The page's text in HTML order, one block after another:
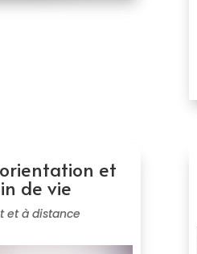
et
de vie
et à distance